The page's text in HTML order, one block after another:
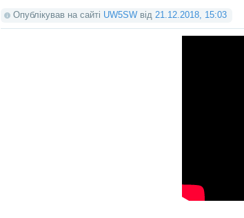
Опублікував на сайті UW5SW від 21.12.2018, 15:03